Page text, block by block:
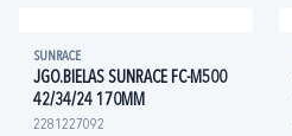
SUNRACE
JGO.BIELAS SUNRACE FC-M500
42/34/24 170MM
2281227092